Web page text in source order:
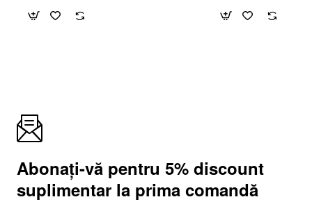
Abonați-vă pentru 5% discount
suplimentar la prima comandă